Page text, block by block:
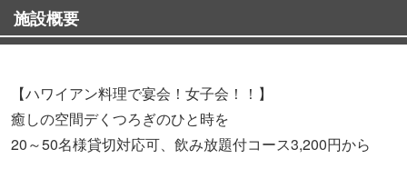
施設概要
【ハワイアン料理で宴会！女子会！！】
癒しの空間デくつろぎのひと時を
20～50名様貸切対応可、飲み放題付コース3,200円から